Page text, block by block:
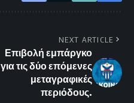
NEXT ARTICLE
Επιβολή εμπάργκο
για τις δύο επόμενες
μεταγραφικές
περιόδους.